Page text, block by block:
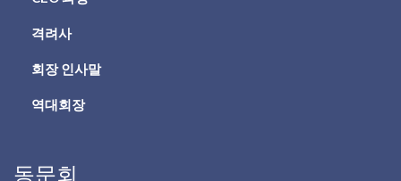
격려사
회장 인사말
역대회장
동문회